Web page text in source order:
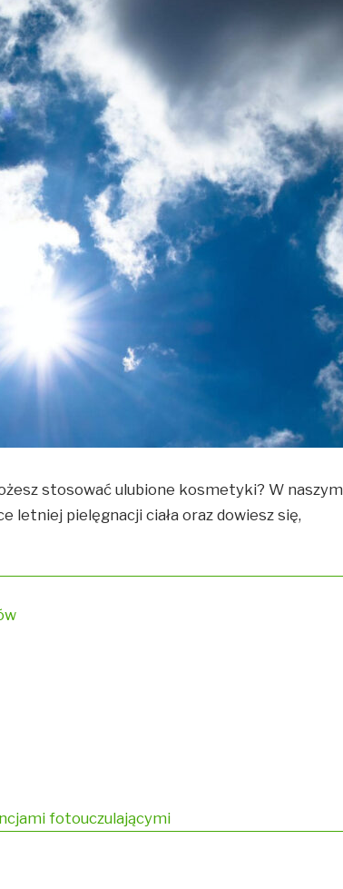
stosować ulubione kosmetyki? W naszym
letniej pielęgnacji ciała oraz dowiesz się,
fotouczulającymi